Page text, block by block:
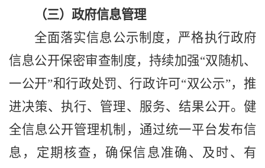
（三）政府信息管理
全面落实信息公示制度， 严格执行政府
信息公开保密审查制度， 持续加强“双随机、
一公开”和行政处罚、行政许可“双公示”，推
进决策、执行、管理、服务、结果公开。健
全信息公开管理机制 ， 通过统一平台发布信
息 ， 定期核查，确保信息准确、及时、有